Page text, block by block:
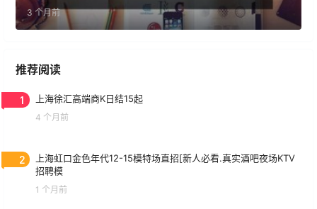
3 个月前
推荐阅读
1 上海徐汇高端商K日结15起
4 个月前
2
上海虹口金色年代12-15模特场直招[新人必看.真实酒吧夜场KTV
招聘模
1 个月前